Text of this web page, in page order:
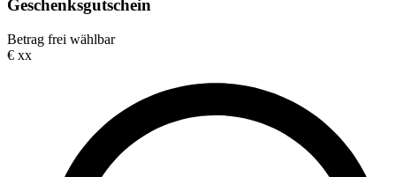
Geschenksgutschein
Betrag frei wählbar
€ xx